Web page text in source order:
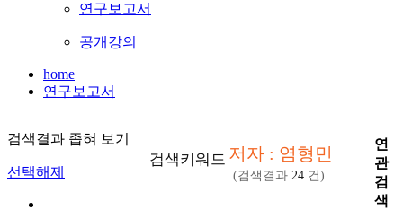
연구보고서
공개강의
home
연구보고서
검색결과 좁혀 보기
선택해제
검색키워드 저자 : 염형민
(검색결과 24 건)
연
관
검
색